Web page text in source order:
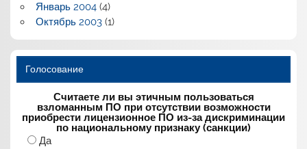
Январь 2004(4)
Октябрь 2003(1)
Голосование
Считаете ли вы этичным пользоваться
взломанным ПО при отсутствии возможности
приобрести лицензионное ПО из-за дискриминации
по национальному признаку (санкции)
Да